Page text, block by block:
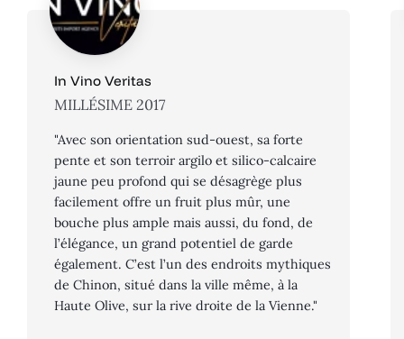
In Vino Veritas
MILLÉSIME 2017
"Avec son orientation sud-ouest, sa forte
pente et son terroir argilo et silico-calcaire
jaune peu profond qui se désagrège plus
facilement offre un fruit plus mûr, une
bouche plus ample mais aussi, du fond, de
l’élégance, un grand potentiel de garde
également. C’est l’un des endroits mythiques
de Chinon, situé dans la ville même, à la
Haute Olive, sur la rive droite de la Vienne."